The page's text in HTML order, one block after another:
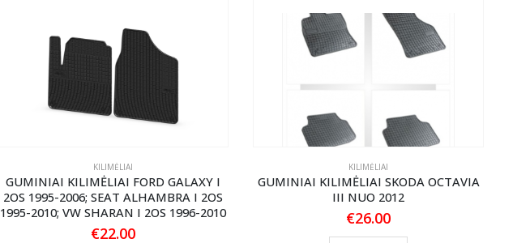
KILIMĖLIAI
GUMINIAI KILIMĖLIAI FORD GALAXY I
2OS 1995-2006; SEAT ALHAMBRA I 2OS
1995-2010; VW SHARAN I 2OS 1996-2010
€22.00
KILIMĖLIAI
GUMINIAI KILIMĖLIAI SKODA OCTAVIA
III NUO 2012
€26.00